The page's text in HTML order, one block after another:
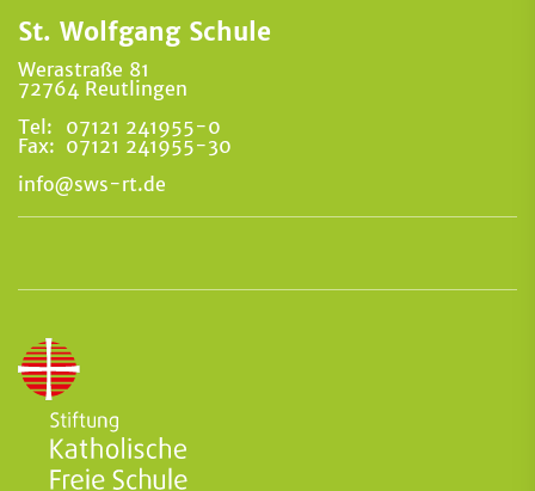
St. Wolfgang Schule
Werastraße 81
72764 Reutlingen
Tel:
07121 241955-0
Fax: 07121 241955-30
info@sws-rt.de